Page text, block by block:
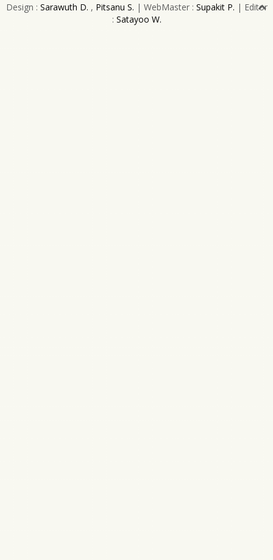
Design : Sarawuth D. , Pitsanu S. | WebMaster : Supakit P. | Editor
: Satayoo W.